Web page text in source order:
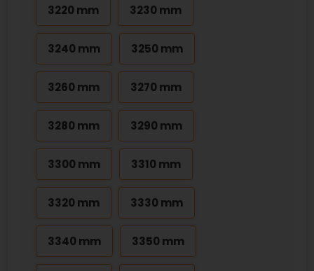
3220 mm 3230 mm
3240 mm 3250 mm
3260 mm 3270 mm
3280 mm 3290 mm
3300 mm 3310 mm
3320 mm 3330 mm
3340 mm 3350 mm